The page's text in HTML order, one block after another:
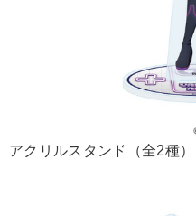
アクリルスタンド（全2種）